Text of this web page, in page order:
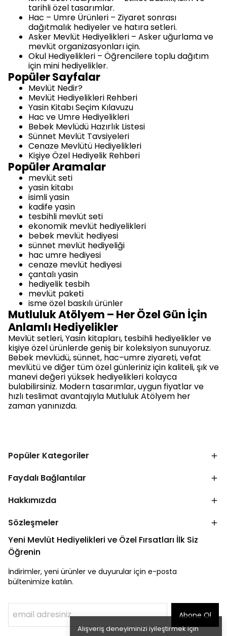
Alışveriş deneyiminizi iyileştirmek için
tarihli özel tasarımlar.
Hac – Umre Ürünleri – Ziyaret sonrası
dağıtmalık hediyeler ve hatıra setleri.
Asker Mevlüt Hediyelikleri – Asker uğurlama ve
mevlüt organizasyonları için.
Okul Hediyelikleri – Öğrencilere toplu dağıtım
için mini hediyelikler.
Popüler Sayfalar
Mevlüt Nedir?
Mevlüt Hediyelikleri Rehberi
Yasin Kitabı Seçim Kılavuzu
Hac ve Umre Hediyelikleri
Bebek Mevlüdü Hazırlık Listesi
Sünnet Mevlüt Tavsiyeleri
Cenaze Mevlütü Hediyelikleri
Kişiye Özel Hediyelik Rehberi
Popüler Aramalar
mevlüt seti
yasin kitabı
isimli yasin
kadife yasin
tesbihli mevlüt seti
ekonomik mevlüt hediyelikleri
bebek mevlüt hediyesi
sünnet mevlüt hediyeliği
hac umre hediyesi
cenaze mevlüt hediyesi
çantalı yasin
hediyelik tesbih
mevlüt paketi
isme özel baskılı ürünler
Mutluluk Atölyem – Her Özel Gün İçin
Anlamlı Hediyelikler
Mevlüt setleri, Yasin kitapları, tesbihli hediyelikler ve
kişiye özel ürünlerde geniş bir koleksiyon sunuyoruz.
Bebek mevlüdü, sünnet, hac–umre ziyareti, vefat
mevlütü ve diğer tüm özel günleriniz için kaliteli, şık ve
manevi değeri yüksek hediyelikleri kolayca
bulabilirsiniz. Modern tasarımlar, uygun fiyatlar ve
hızlı teslimat avantajıyla Mutluluk Atölyem her
zaman yanınızda.
Popüler Kategoriler
Faydalı Bağlantılar
Hakkımızda
Sözleşmeler
Yeni Mevlüt Hediyelikleri ve Özel Fırsatları İlk Siz
Öğrenin
İndirimler, yeni ürünler ve duyurular için e-posta
bültenimize katılın.
Abone Ol